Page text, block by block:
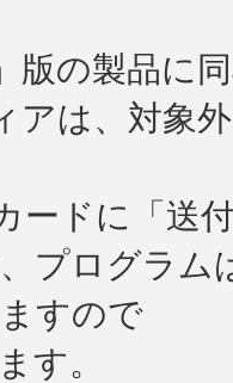
の製品に
アは、対象
ドに「送
プログラム
すので
す。